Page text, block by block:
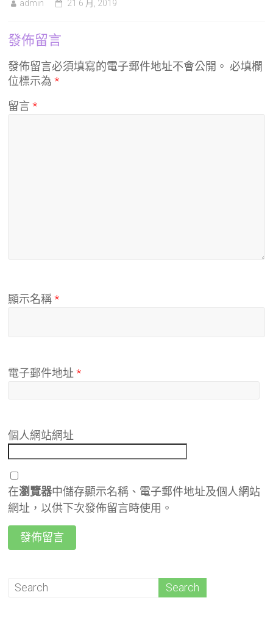
admin 21 6 月, 2019
發佈留言
發佈留言必須填寫的電子郵件地址不會公開。 必填欄
位標示為*
留言*
顯示名稱*
電子郵件地址*
個人網站網址
在瀏覽器中儲存顯示名稱、電子郵件地址及個人網站
網址，以供下次發佈留言時使用。